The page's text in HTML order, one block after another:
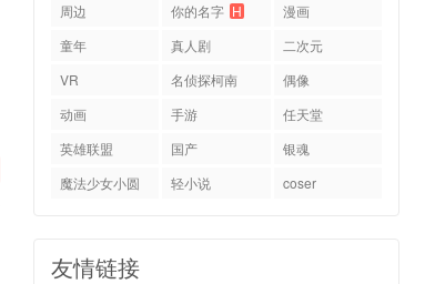
周边
你的名字 H
漫画
童年
真人剧
二次元
VR
名侦探柯南
偶像
动画
手游
任天堂
英雄联盟
国产
银魂
魔法少女小圆
轻小说 coser
友情链接